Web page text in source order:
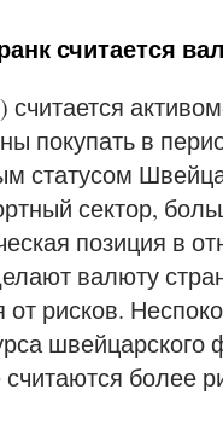
считается
считается
покупать в
статусом
сектор,
позиция в
валюту
рисков.
более